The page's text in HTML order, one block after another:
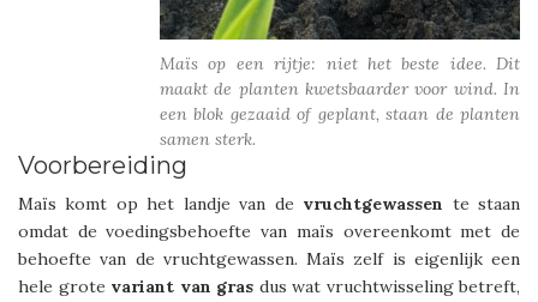
Maïs op een rijtje: niet het beste idee. Dit
maakt de planten kwetsbaarder voor wind. In
een blok gezaaid of geplant, staan de planten
samen sterk.
Voorbereiding
Maïs komt op het landje van de vruchtgewassen te staan
omdat de voedingsbehoefte van maïs overeenkomt met de
behoefte van de vruchtgewassen. Maïs zelf is eigenlijk een
hele grote variant van gras dus wat vruchtwisseling betreft,